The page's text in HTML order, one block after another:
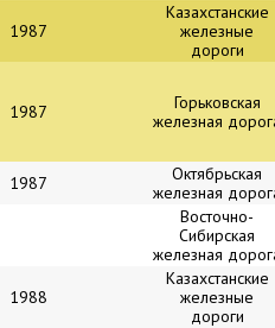
1987
Казахстанские
железные
дороги
1987
Горьковская
железная
1987
Октябрьская
железная
Восточно-
Сибирская
железная
1988
Казахстанские
железные
дороги